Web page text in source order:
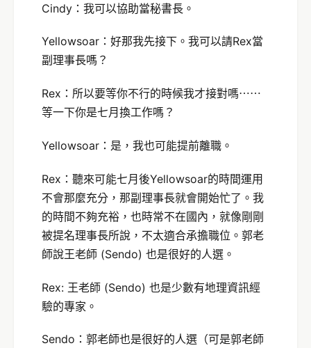
Cindy：我可以協助當秘書長。
Yellowsoar：好那我先接下。我可以請Rex當
副理事長嗎？
Rex：所以要等你不行的時候我才接對嗎⋯⋯
等一下你是七月換工作嗎？
Yellowsoar：是，我也可能提前離職。
Rex：聽來可能七月後Yellowsoar的時間運用
不會那麼充分，那副理事長就會開始忙了。我
的時間不夠充裕，也時常不在國內，就像剛剛
被提名理事長所說，不太適合承擔職位。郭老
師說王老師 (Sendo) 也是很好的人選。
Rex: 王老師 (Sendo) 也是少數有地理資訊經
驗的專家。
Sendo：郭老師也是很好的人選（可是郭老師